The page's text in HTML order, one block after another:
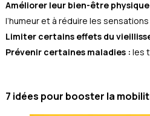
Améliorer leur bien-être
l’humeur et à réduire les
Limiter certains effets du
Prévenir certaines maladies : les
7 idées pour booster la